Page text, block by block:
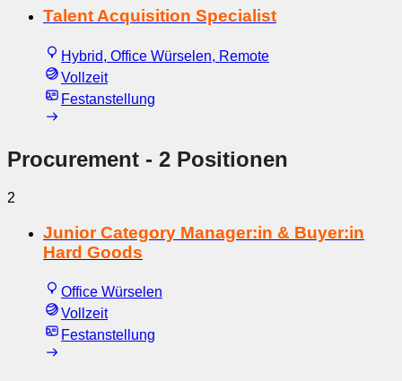
Talent Acquisition Specialist
Hybrid, Office Würselen, Remote
Vollzeit
Festanstellung
Procurement - 2 Positionen
2
Junior Category Manager:in & Buyer:in
Hard Goods
Office Würselen
Vollzeit
Festanstellung